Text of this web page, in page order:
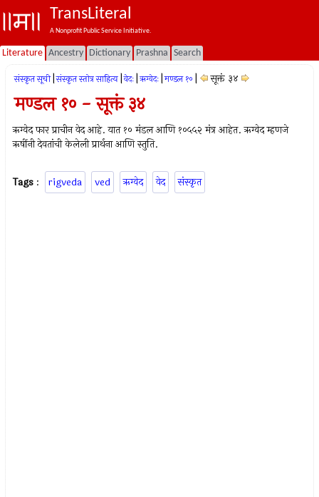
TransLiteral
A Nonprofit Public Service Initiative.
Literature Ancestry Dictionary Prashna Search
संस्कृत सूची संस्कृत स्तोत्र साहित्य वेदः ऋग्वेदः मण्डल १० सूक्तं ३४
मण्डल १० - सूक्तं ३४
ऋग्वेद फार प्राचीन वेद आहे. यात १० मंडल आणि १०५५२ मंत्र आहेत. ऋग्वेद म्हणजे
ऋषींनी देवतांची केलेली प्रार्थना आणि स्तुति.
Tags : rigveda ved ऋग्वेद वेद संस्कृत